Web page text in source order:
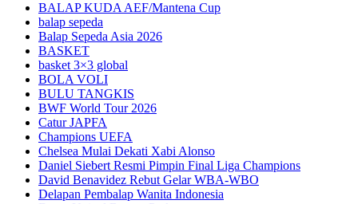
BALAP KUDA AEF/Mantena Cup
balap sepeda
Balap Sepeda Asia 2026
BASKET
basket 3×3 global
BOLA VOLI
BULU TANGKIS
BWF World Tour 2026
Catur JAPFA
Champions UEFA
Chelsea Mulai Dekati Xabi Alonso
Daniel Siebert Resmi Pimpin Final Liga Champions
David Benavidez Rebut Gelar WBA-WBO
Delapan Pembalap Wanita Indonesia